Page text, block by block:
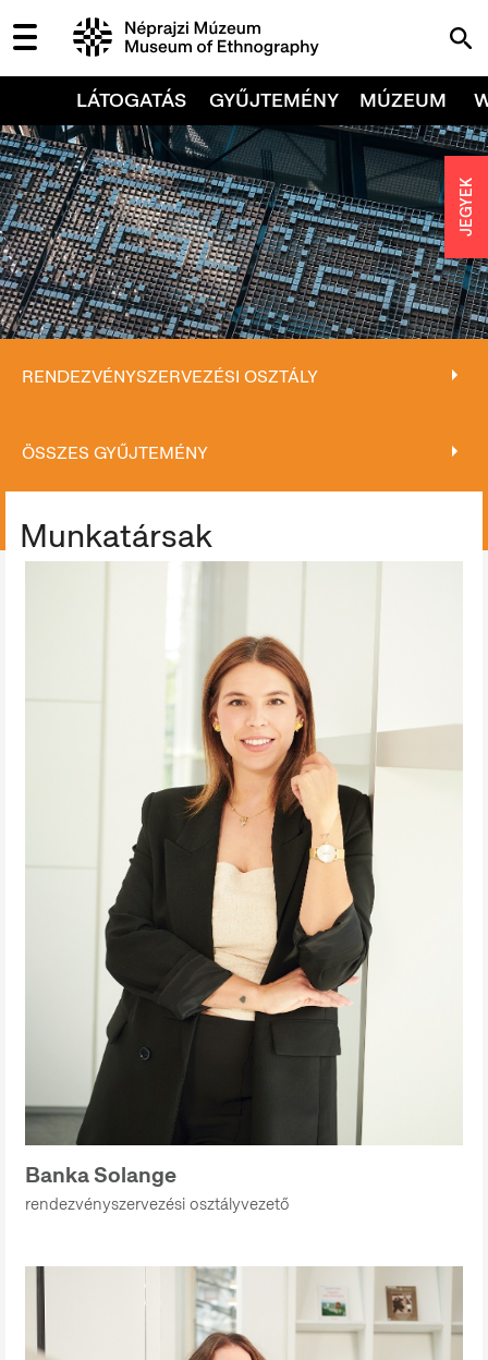
LÁTOGATÁS GYŰJTEMÉNY MÚZEUM
RENDEZVÉNYSZERVEZÉSI OSZTÁLY
ÖSSZES GYŰJTEMÉNY
Munkatársak
Banka Solange
rendezvényszervezési osztályvezető
JEGYEK